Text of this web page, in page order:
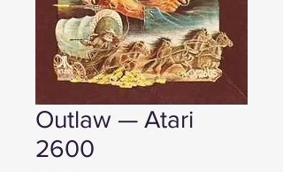
Outlaw — Atari
2600